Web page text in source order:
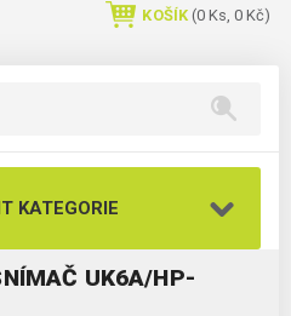
KOŠÍK (0 Ks, 0 Kč)
KATEGORIE
UK6A/HP-